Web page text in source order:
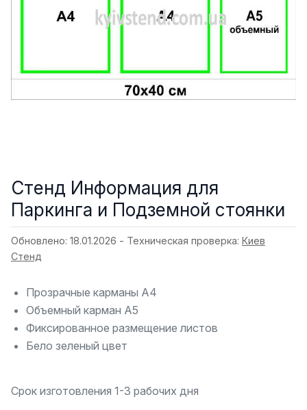
Стенд Информация для
Паркинга и Подземной стоянки
Обновлено: 18.01.2026 - Техническая проверка: Киев
Стенд
Прозрачные карманы А4
Объемный карман А5
Фиксированное размещение листов
Бело зеленый цвет
Срок изготовления 1-3 рабочих дня